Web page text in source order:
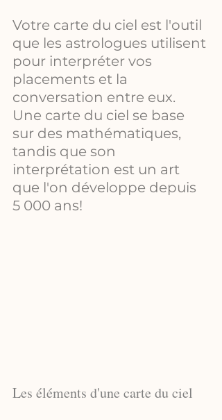
Votre carte du ciel est l'outil
que les astrologues utilisent
pour interpréter vos
placements et la
conversation entre eux.
Une carte du ciel se base
sur des mathématiques,
tandis que son
interprétation est un art
que l'on développe depuis
5 000 ans!
Les éléments d'une carte du ciel